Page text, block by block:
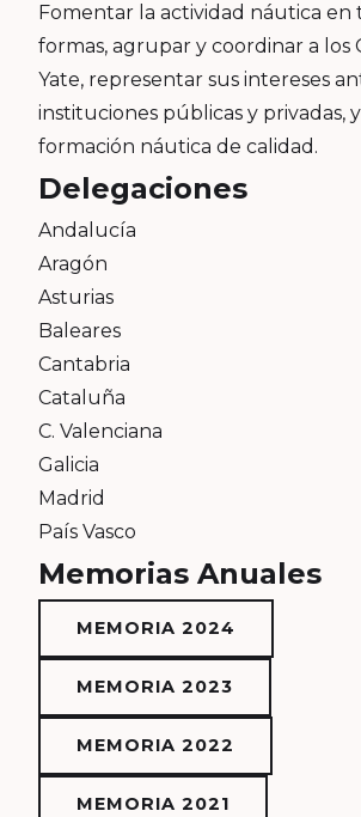
Fomentar la actividad náutica en
formas, agrupar y coordinar a los
Yate, representar sus intereses
instituciones públicas y privadas,
formación náutica de calidad.
Delegaciones
Andalucía
Aragón
Asturias
Baleares
Cantabria
Cataluña
C. Valenciana
Galicia
Madrid
País Vasco
Memorias Anuales
MEMORIA 2024
MEMORIA 2023
MEMORIA 2022
MEMORIA 2021